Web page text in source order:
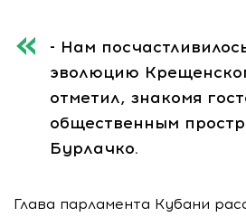
- Нам
эволюцию
отметил, знакомя
общественным
Бурлачко.
Глава парламента Кубани